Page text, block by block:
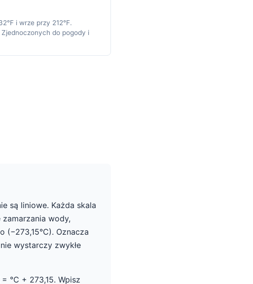
i wrze przy 212°F.
do pogody i
są liniowe. Każda skala
wody,
(−273,15°C). Oznacza
wystarczy zwykłe
°C + 273,15. Wpisz